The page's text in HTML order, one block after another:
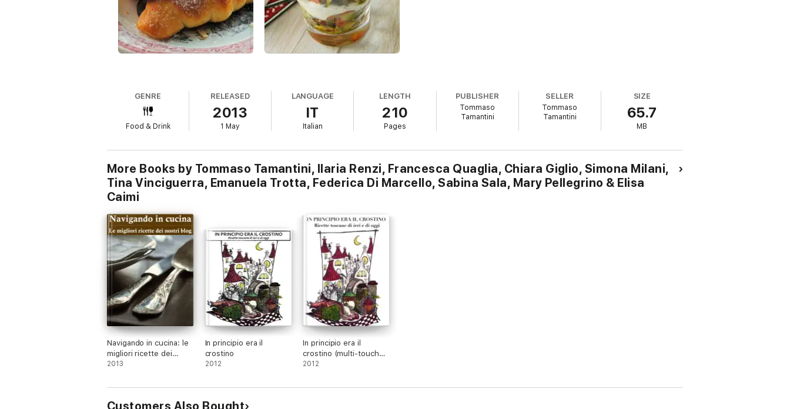
GENRE
Food & Drink
RELEASED
2013
1 May
LANGUAGE
IT
Italian
LENGTH
210
Pages
PUBLISHER
Tommaso
Tamantini
SELLER
Tommaso
Tamantini
SIZE
65.7
MB
More Books by Tommaso Tamantini, Ilaria Renzi, Francesca Quaglia, Chiara Giglio, Simona Milani,
Tina Vinciguerra, Emanuela Trotta, Federica Di Marcello, Sabina Sala, Mary Pellegrino & Elisa
Caimi
Navigando in cucina: le
migliori ricette dei
nostri blog
2013
In principio era il
crostino
2012
In principio era il
crostino (multi-touch
edition)
2012
Customers Also Bought